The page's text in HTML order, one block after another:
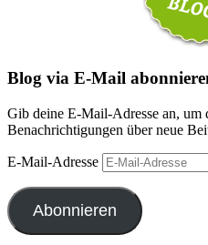
Blog via E-Mail
Gib deine E-Mail-Adresse an, um
Benachrichtigungen über neue
E-Mail-Adresse
Abonnieren